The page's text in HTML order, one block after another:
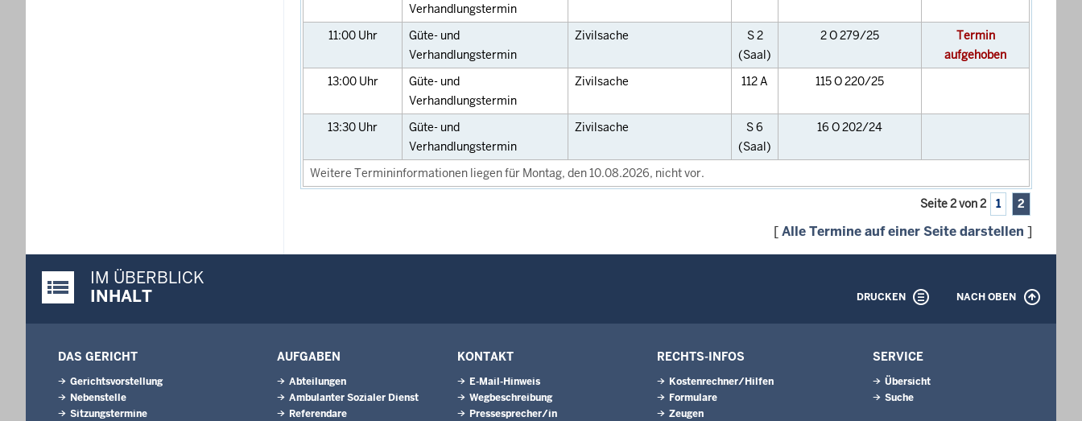
Verhandlungstermin
11:00 Uhr
Güte- und
Verhandlungstermin
Zivilsache
S 2
(Saal)
2 O 279/25
Termin
aufgehoben
13:00 Uhr
Güte- und
Verhandlungstermin
Zivilsache 112 A 115 O 220/25
13:30 Uhr
Güte- und
Verhandlungstermin
Zivilsache
S 6
(Saal)
16 O 202/24
Weitere Termininformationen liegen für Montag, den 10.08.2026, nicht vor.
Seite 2 von 2 1 2
[Alle Termine auf einer Seite darstellen ]
Justiz-Portal im Überblick:
IM ÜBERBLICK
INHALT
DRUCKEN NACH OBEN
DAS GERICHT
Gerichtsvorstellung
Nebenstelle
Sitzungstermine
AUFGABEN
Abteilungen
Ambulanter Sozialer Dienst
Referendare
KONTAKT
E-Mail-Hinweis
Wegbeschreibung
Pressesprecher/in
RECHTS-INFOS
Kostenrechner/Hilfen
Formulare
Zeugen
SERVICE
Übersicht
Suche